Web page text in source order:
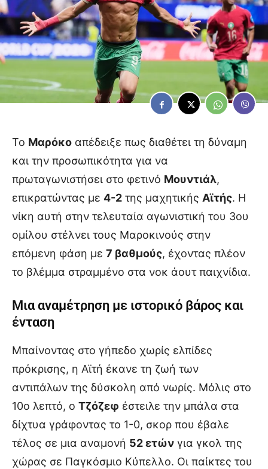
Το Μαρόκο απέδειξε πως διαθέτει τη δύναμη
και την προσωπικότητα για να
πρωταγωνιστήσει στο φετινό Μουντιάλ,
επικρατώντας με 4-2 της μαχητικής Αϊτής. Η
νίκη αυτή στην τελευταία αγωνιστική του 3ου
ομίλου στέλνει τους Μαροκινούς στην
επόμενη φάση με 7 βαθμούς, έχοντας πλέον
το βλέμμα στραμμένο στα νοκ άουτ παιχνίδια.
Μια αναμέτρηση με ιστορικό βάρος και
ένταση
Μπαίνοντας στο γήπεδο χωρίς ελπίδες
πρόκρισης, η Αϊτή έκανε τη ζωή των
αντιπάλων της δύσκολη από νωρίς. Μόλις στο
10ο λεπτό, ο Τζόζεφ έστειλε την μπάλα στα
δίχτυα γράφοντας το 1-0, σκορ που έβαλε
τέλος σε μια αναμονή 52 ετών για γκολ της
χώρας σε Παγκόσμιο Κύπελλο. Οι παίκτες του